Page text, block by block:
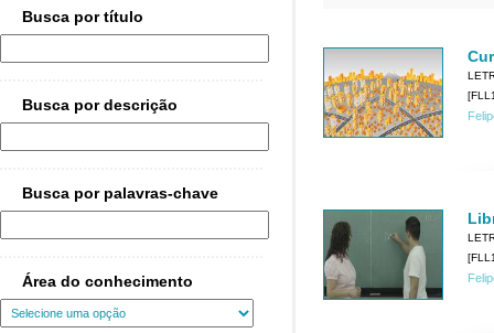
Busca por título
Busca por descrição
Busca por palavras-chave
Área do conhecimento